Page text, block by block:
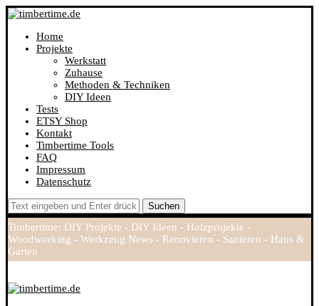
Home
Projekte
Werkstatt
Zuhause
Methoden & Techniken
DIY Ideen
Tests
ETSY Shop
Kontakt
Timbertime Tools
FAQ
Impressum
Datenschutz
Suchen
Timbertime: DIY Projekte - DIY Ideen - Holzprojekte -
Woodworking - Werkzeug News - Renovieren - Sanieren - Haus &
Garten